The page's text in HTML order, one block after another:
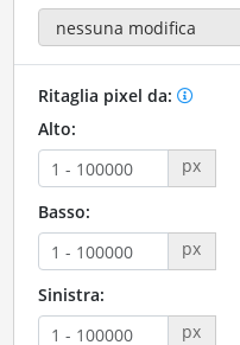
Ritaglia pixel da:
Alto:
px
Basso:
px
Sinistra:
px